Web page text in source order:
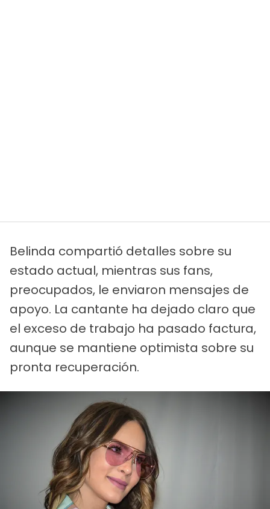
Belinda compartió detalles sobre su
estado actual, mientras sus fans,
preocupados, le enviaron mensajes de
apoyo. La cantante ha dejado claro que
el exceso de trabajo ha pasado factura,
aunque se mantiene optimista sobre su
pronta recuperación.